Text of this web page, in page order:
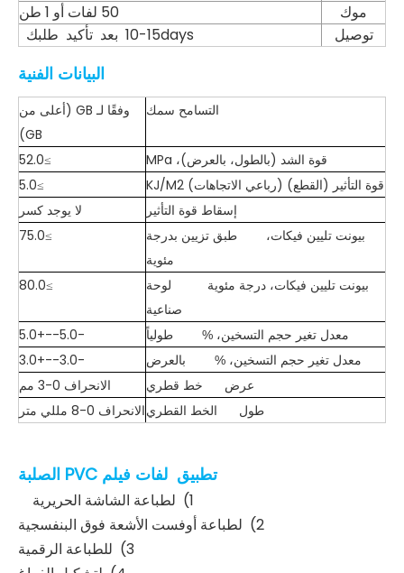
موك
50 لفات أو 1 طن
توصيل
10-15days بعد تأكيد طلبك ​
البيانات الفنية
التسامح سمك
وفقًا لـ GB (أعلى من
GB)
قوة الشد (بالطول، بالعرض)، MPa
≥52.0
قوة التأثير (القطع) (رباعي الاتجاهات) KJ/M2
≥5.0
إسقاط قوة التأثير
لا يوجد كسر
بيونت تليين فيكات،
طبق تزيين بدرجة
مئوية
≥75.0
بيونت تليين فيكات، درجة مئوية
لوحة
صناعية
≥80.0
معدل تغير حجم التسخين، % طولياً -5.0--+5.0
معدل تغير حجم التسخين، % بالعرض -3.0--+3.0
عرض خط قطري الانحراف 0-3 مم
طول الخط القطريالانحراف 0-8 مللي متر
تطبيق لفات فيلم PVC الصلبة
1) لطباعة الشاشة الحريرية
2) لطباعة أوفست الأشعة فوق البنفسجية
3) للطباعة الرقمية